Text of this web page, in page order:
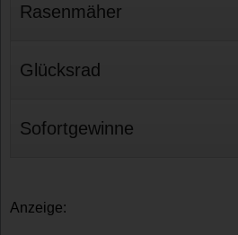
Rasenmäher
Glücksrad
Sofortgewinne
Anzeige: